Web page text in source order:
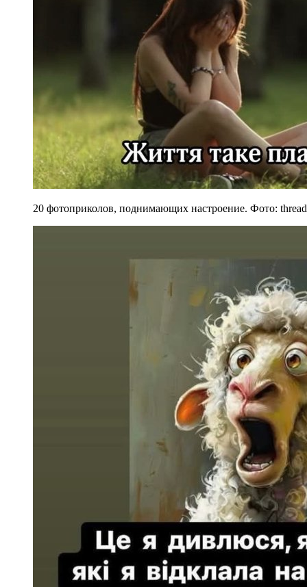
20 фотоприколов, поднимающих настроение. Фото: